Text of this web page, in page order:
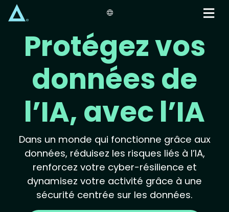
content
Protégez vos
données de
l’IA, avec l’IA
Dans un monde qui fonctionne grâce aux
données, réduisez les risques liés à l’IA,
renforcez votre cyber-résilience et
dynamisez votre activité grâce à une
sécurité centrée sur les données.